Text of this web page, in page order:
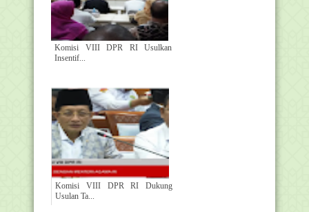
Komisi VIII DPR RI Usulkan
Insentif...
Komisi VIII DPR RI Dukung
Usulan Ta...